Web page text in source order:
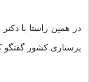
در همین راستا با
پرستاری کشور گفتگو